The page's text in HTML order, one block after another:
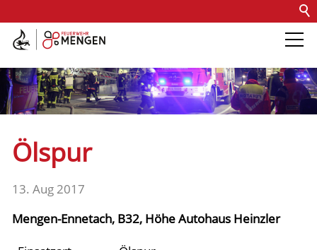
Kontakt Impressum
Barrierefreiheit
Die Feuerwehr
Fachdienste
Fahrzeuge
Ölspur
13. Aug 2017
Mengen-Ennetach, B32, Höhe Autohaus Heinzler